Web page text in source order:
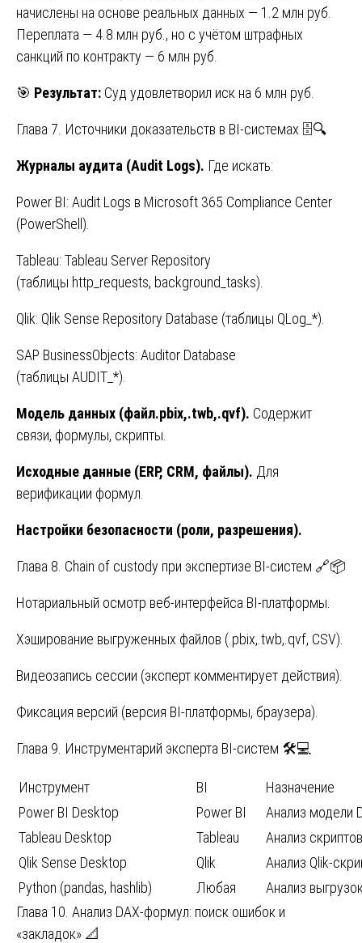
начислены на основе реальных данных — 1.2 млн руб.
Переплата — 4.8 млн руб., но с учётом штрафных
санкций по контракту — 6 млн руб.
🎯 Результат: Суд удовлетворил иск на 6 млн руб.
Глава 7. Источники доказательств в BI-системах 🗄️🔍
Журналы аудита (Audit Logs). Где искать:
Power BI: Audit Logs в Microsoft 365 Compliance Center
(PowerShell).
Tableau: Tableau Server Repository
(таблицы http_requests, background_tasks).
Qlik: Qlik Sense Repository Database (таблицы QLog_*).
SAP BusinessObjects: Auditor Database
(таблицы AUDIT_*).
Модель данных (файл.pbix,.twb,.qvf). Содержит
связи, формулы, скрипты.
Исходные данные (ERP, CRM, файлы). Для
верификации формул.
Настройки безопасности (роли, разрешения).
Глава 8. Chain of custody при экспертизе BI-систем 🔗📦
Нотариальный осмотр веб-интерфейса BI-платформы.
Хэширование выгруженных файлов (.pbix,.twb,.qvf, CSV).
Видеозапись сессии (эксперт комментирует действия).
Фиксация версий (версия BI-платформы, браузера).
Глава 9. Инструментарий эксперта BI-систем 🛠️💻
Инструмент BI
Назначение
Power BI Desktop
Power BI
Анализ модели
Tableau Desktop
Tableau
Анализ
Qlik Sense Desktop
Qlik
Анализ Qlik-
Python (pandas, hashlib)
Любая
Анализ
Глава 10. Анализ DAX-формул: поиск ошибок и
«закладок» 📐